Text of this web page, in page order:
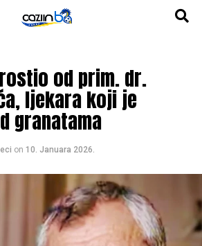
od prim. dr.
ljekara koji je
granatama
on 10. Januara 2026.